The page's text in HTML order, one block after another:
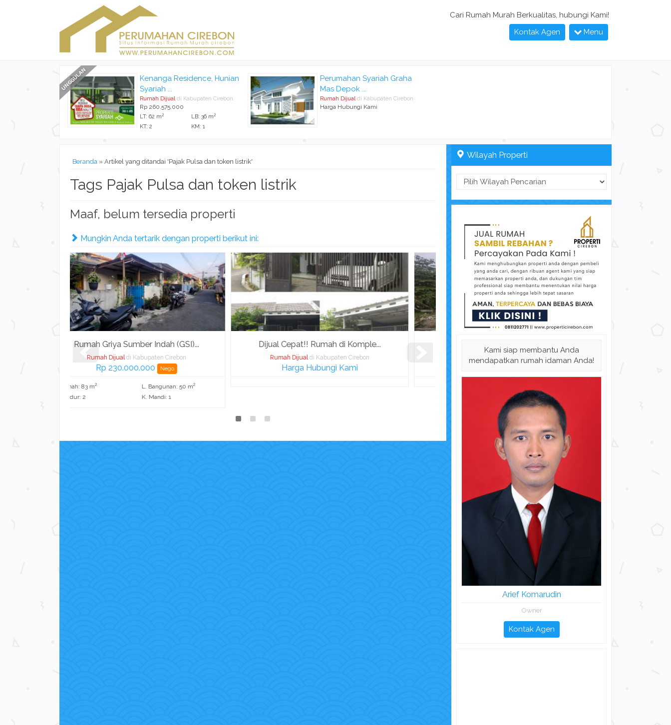
Cari Rumah Murah Berkualitas, hubungi Kami!
Kontak Agen
Menu
Kenanga Residence, Hunian
Syariah ...
Rumah Dijual di Kabupaten Cirebon
Rp 260.575.000
LT: 62 m2 LB: 36 m2
KT: 2 KM: 1
Perumahan Syariah Graha
Mas Depok ...
Rumah Dijual di Kabupaten Cirebon
Harga Hubungi Kami
Beranda » Artikel yang ditandai 'Pajak Pulsa dan token listrik'
Tags Pajak Pulsa dan token listrik
Maaf, belum tersedia properti
Mungkin Anda tertarik dengan properti berikut ini:
Dijual Cepat!! Rumah di Komple...
Rumah Dijual di Kabupaten Cirebon
Harga Hubungi Kami
Perumahan Cirebon "Lobunta Lan...
Rumah Dijual di Kota Cirebon
Harga Hubungi Kami
Rumah Dijual di Kabupaten Cirebon
Harga Hubungi Kami
Wilayah Properti
Kami siap membantu Anda
mendapatkan rumah idaman Anda!
Arief Komarudin
Owner
Kontak Agen